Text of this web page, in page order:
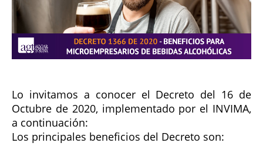
Lo invitamos a conocer el Decreto del 16 de
Octubre de 2020, implementado por el INVIMA,
a continuación:
Los principales beneficios del Decreto son: